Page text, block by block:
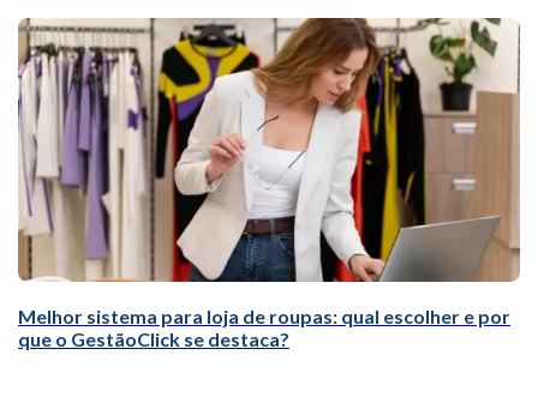
Melhor sistema para loja de roupas: qual escolher e por
que o GestãoClick se destaca?